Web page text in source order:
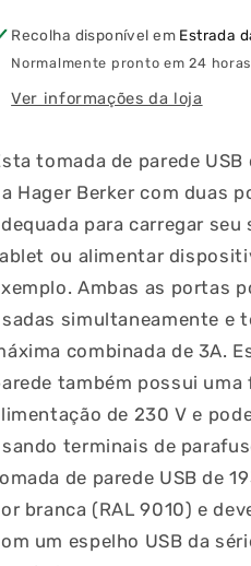
Branco
Branco
Recolha disponível em Estrada
Normalmente pronto em 24 horas
Ver informações da loja
tomada de parede USB
Hager Berker com duas
para carregar seu
ou alimentar
Ambas as portas
simultaneamente e
combinada de 3A.
também possui uma
de 230 V e
terminais de
de parede USB de
branca (RAL 9010) e
um espelho USB da